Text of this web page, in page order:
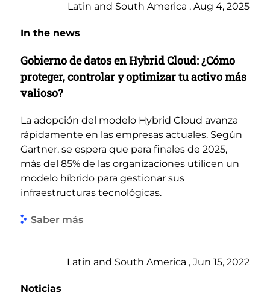
Latin and South America , Aug 4, 2025
In the news
Gobierno de datos en Hybrid Cloud: ¿Cómo
proteger, controlar y optimizar tu activo más
valioso?
La adopción del modelo Hybrid Cloud avanza
rápidamente en las empresas actuales. Según
Gartner, se espera que para finales de 2025,
más del 85% de las organizaciones utilicen un
modelo híbrido para gestionar sus
infraestructuras tecnológicas.
Saber más
Latin and South America , Jun 15, 2022
Noticias